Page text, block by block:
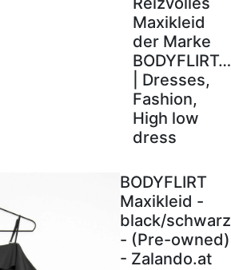
Maxikleid
der Marke
BODYFLIRT…
| Dresses,
Fashion,
High low
dress
BODYFLIRT
Maxikleid -
black/schwarz
- (Pre-owned)
- Zalando.at